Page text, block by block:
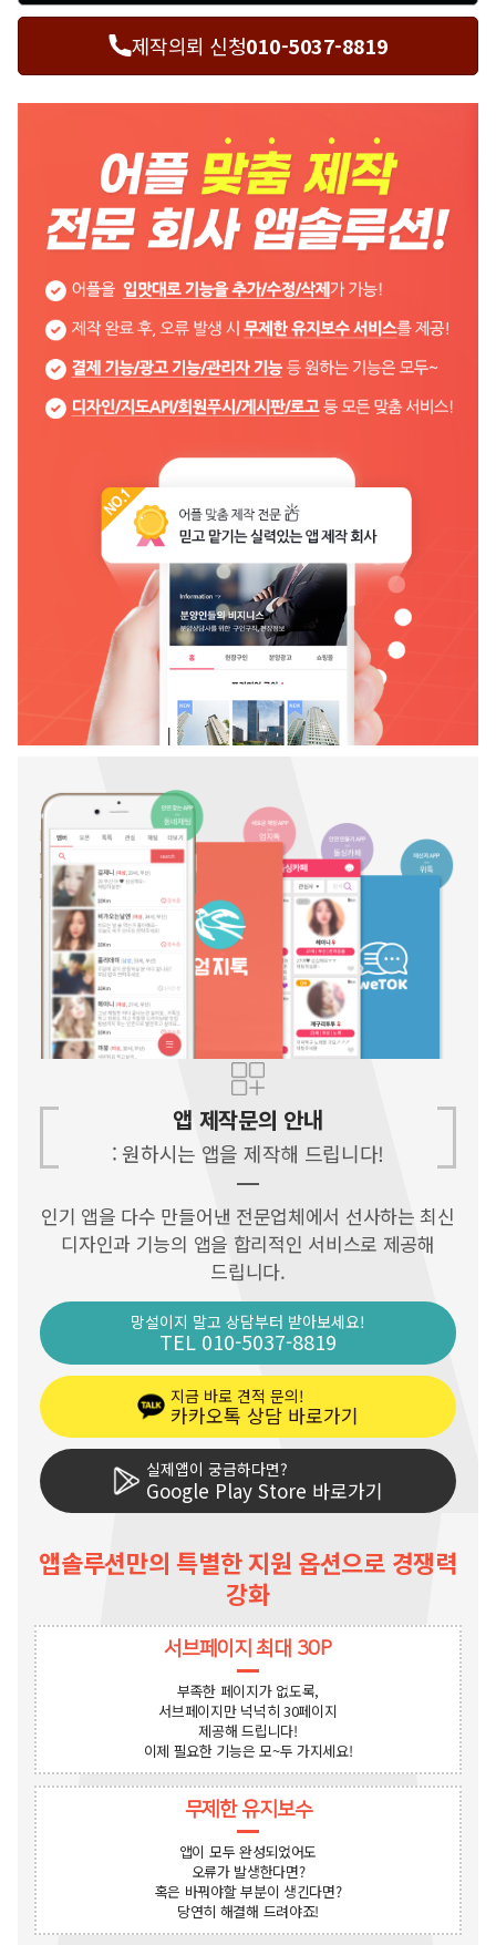
제작의뢰 신청010-5037-8819
앱 제작문의 안내
: 원하시는 앱을 제작해 드립니다!
인기 앱을 다수 만들어낸 전문업체에서 선사하는 최신
디자인과 기능의 앱을 합리적인 서비스로 제공해
드립니다.
망설이지 말고 상담부터 받아보세요!
TEL 010-5037-8819
지금 바로 견적 문의!
카카오톡 상담 바로가기
실제앱이 궁금하다면?
Google Play Store 바로가기
앱솔루션만의 특별한 지원 옵션으로 경쟁력
강화
서브페이지 최대 30P
부족한 페이지가 없도록,
서브페이지만 넉넉히 30페이지
제공해 드립니다!
이제 필요한 기능은 모~두 가지세요!
무제한 유지보수
앱이 모두 완성되었어도
오류가 발생한다면?
혹은 바꿔야할 부분이 생긴다면?
당연히 해결해 드려야죠!